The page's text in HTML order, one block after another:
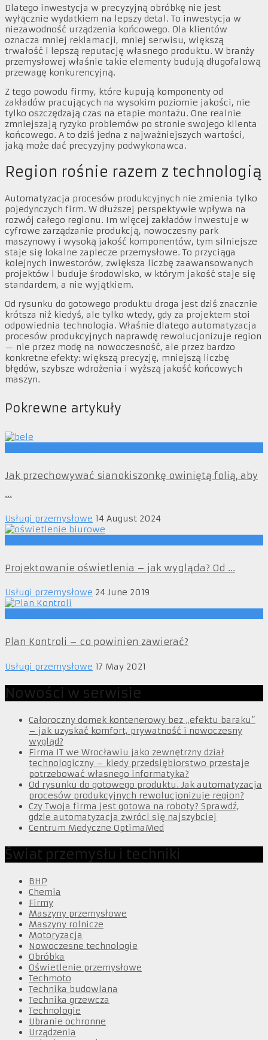
Dlatego inwestycja w precyzyjną obróbkę nie jest
wyłącznie wydatkiem na lepszy detal. To inwestycja w
niezawodność urządzenia końcowego. Dla klientów
oznacza mniej reklamacji, mniej serwisu, większą
trwałość i lepszą reputację własnego produktu. W branży
przemysłowej właśnie takie elementy budują długofalową
przewagę konkurencyjną.
Z tego powodu firmy, które kupują komponenty od
zakładów pracujących na wysokim poziomie jakości, nie
tylko oszczędzają czas na etapie montażu. One realnie
zmniejszają ryzyko problemów po stronie swojego klienta
końcowego. A to dziś jedna z najważniejszych wartości,
jaką może dać precyzyjny podwykonawca.
Region rośnie razem z technologią
Automatyzacja procesów produkcyjnych nie zmienia tylko
pojedynczych firm. W dłuższej perspektywie wpływa na
rozwój całego regionu. Im więcej zakładów inwestuje w
cyfrowe zarządzanie produkcją, nowoczesny park
maszynowy i wysoką jakość komponentów, tym silniejsze
staje się lokalne zaplecze przemysłowe. To przyciąga
kolejnych inwestorów, zwiększa liczbę zaawansowanych
projektów i buduje środowisko, w którym jakość staje się
standardem, a nie wyjątkiem.
Od rysunku do gotowego produktu droga jest dziś znacznie
krótsza niż kiedyś, ale tylko wtedy, gdy za projektem stoi
odpowiednia technologia. Właśnie dlatego automatyzacja
procesów produkcyjnych naprawdę rewolucjonizuje region
— nie przez modę na nowoczesność, ale przez bardzo
konkretne efekty: większą precyzję, mniejszą liczbę
błędów, szybsze wdrożenia i wyższą jakość końcowych
maszyn.
Pokrewne artykuły
Jak przechowywać sianokiszonkę owiniętą folią, aby
...
Usługi przemysłowe 14 August 2024
Projektowanie oświetlenia – jak wygląda? Od ...
Usługi przemysłowe 24 June 2019
Plan Kontroli – co powinien zawierać?
Usługi przemysłowe 17 May 2021
Nowości w serwisie
Całoroczny domek kontenerowy bez „efektu baraku”
– jak uzyskać komfort, prywatność i nowoczesny
wygląd?
Firma IT we Wrocławiu jako zewnętrzny dział
technologiczny – kiedy przedsiębiorstwo przestaje
potrzebować własnego informatyka?
Od rysunku do gotowego produktu. Jak automatyzacja
procesów produkcyjnych rewolucjonizuje region?
Czy Twoja firma jest gotowa na roboty? Sprawdź,
gdzie automatyzacja zwróci się najszybciej
Centrum Medyczne OptimaMed
Świat przemysłu i techniki
BHP
Chemia
Firmy
Maszyny przemysłowe
Maszyny rolnicze
Motoryzacja
Nowoczesne technologie
Obróbka
Oświetlenie przemysłowe
Techmoto
Technika budowlana
Technika grzewcza
Technologie
Ubranie ochronne
Urządzenia